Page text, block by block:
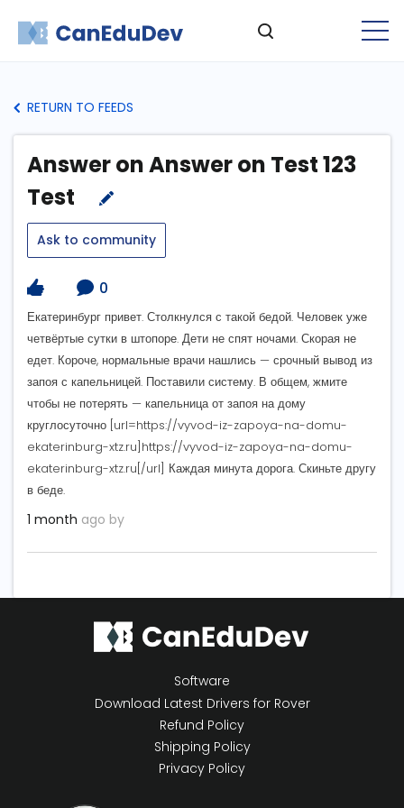
RETURN TO FEEDS
Answer on Answer on Test 123
Test
Ask to community
0
Екатеринбург привет. Столкнулся с такой бедой. Человек уже
четвёртые сутки в штопоре. Дети не спят ночами. Скорая не
едет. Короче, нормальные врачи нашлись — срочный вывод из
запоя с капельницей. Поставили систему. В общем, жмите
чтобы не потерять — капельница от запоя на дому
круглосуточно [url=https://vyvod-iz-zapoya-na-domu-
ekaterinburg-xtz.ru]https://vyvod-iz-zapoya-na-domu-
ekaterinburg-xtz.ru[/url] Каждая минута дорога. Скиньте другу
в беде.
1 month ago by
Software
Download Latest Drivers for Rover
Refund Policy
Shipping Policy
Privacy Policy